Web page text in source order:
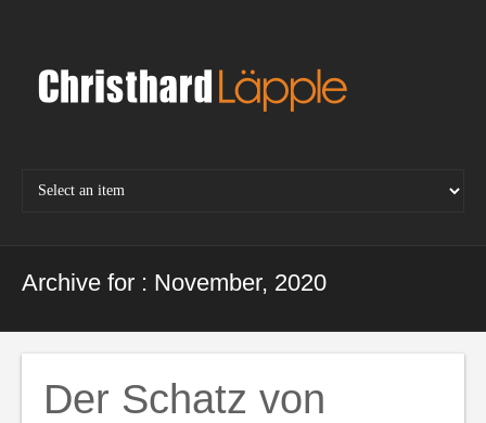
Archive for : November, 2020
Der Schatz von